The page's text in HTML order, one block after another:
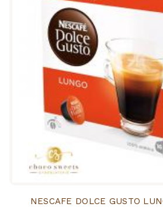
NESCAFE DOLCE GUSTO